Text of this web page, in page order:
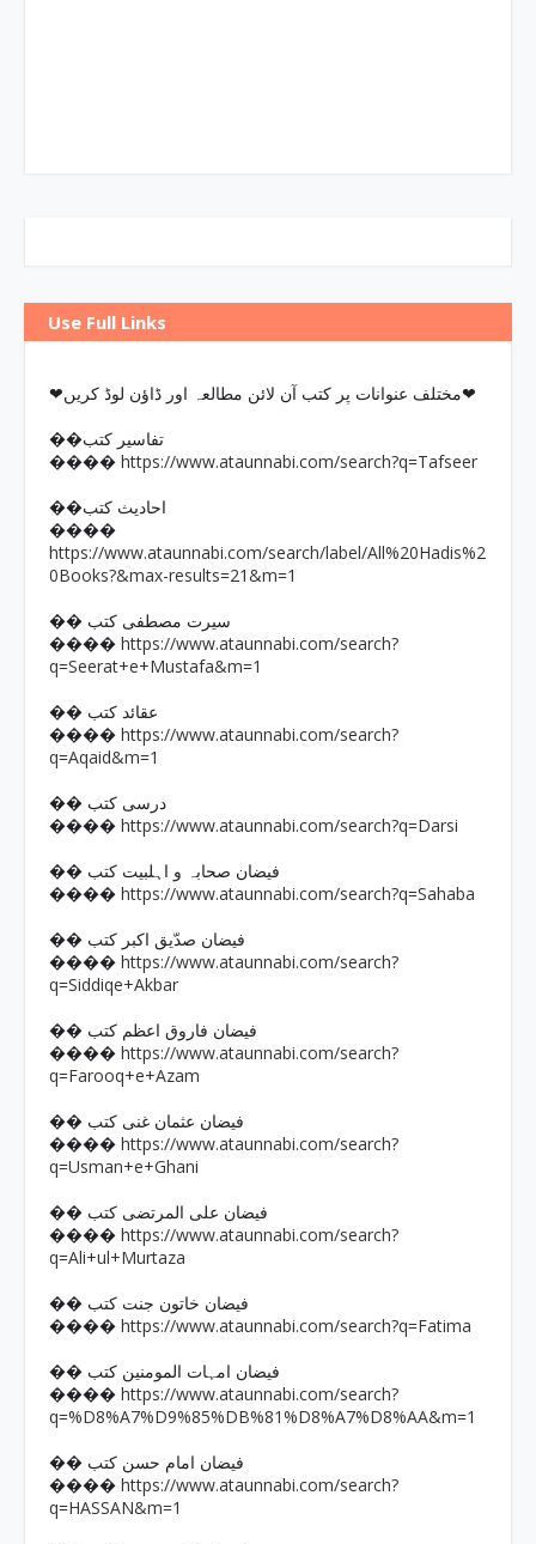
Use Full Links
❤مختلف عنوانات پر کتب آن لائن مطالعہ اور ڈاؤن لوڈ کریں❤
��تفاسیر کتب
���� https://www.ataunnabi.com/search?q=Tafseer
��احادیث کتب
����
https://www.ataunnabi.com/search/label/All%20Hadis%2
0Books?&max-results=21&m=1
�� سیرت مصطفی کتب
���� https://www.ataunnabi.com/search?
q=Seerat+e+Mustafa&m=1
�� عقائد کتب
���� https://www.ataunnabi.com/search?
q=Aqaid&m=1
�� درسی کتب
���� https://www.ataunnabi.com/search?q=Darsi
�� فیضان صحابہ و اہلبیت کتب
���� https://www.ataunnabi.com/search?q=Sahaba
�� فیضان صدّیق اکبر کتب
���� https://www.ataunnabi.com/search?
q=Siddiqe+Akbar
�� فیضان فاروق اعظم کتب
���� https://www.ataunnabi.com/search?
q=Farooq+e+Azam
�� فیضان عثمان غنی کتب
���� https://www.ataunnabi.com/search?
q=Usman+e+Ghani
�� فیضان علی المرتضی کتب
���� https://www.ataunnabi.com/search?
q=Ali+ul+Murtaza
�� فیضان خاتون جنت کتب
���� https://www.ataunnabi.com/search?q=Fatima
�� فیضان امہات المومنین کتب
���� https://www.ataunnabi.com/search?
q=%D8%A7%D9%85%DB%81%D8%A7%D8%AA&m=1
�� فیضان امام حسن کتب
���� https://www.ataunnabi.com/search?
q=HASSAN&m=1